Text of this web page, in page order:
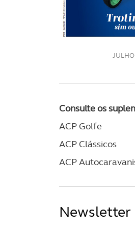
Consulte os
ACP Golfe
ACP Clássicos
ACP
Newsletter